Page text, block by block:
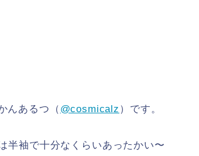
んあるつ（ @cosmicalz ）です。
半袖で十分なくらいあったかい〜